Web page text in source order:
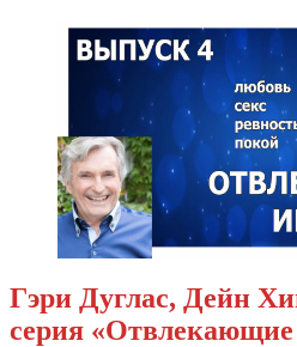
Гэри Дуглас, Дейн
серия